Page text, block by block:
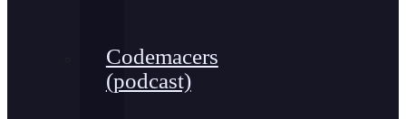
Codemacers
(podcast)